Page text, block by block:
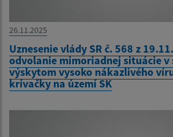
26.11.2025
Uznesenie vlády SR č. 568 z
odvolanie mimoriadnej situácie v
výskytom vysoko nákazlivého
krívačky na území SK